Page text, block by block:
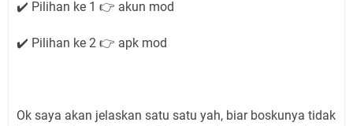
✔️ Pilihan ke 1 👉 akun mod
✔️ Pilihan ke 2 👉 apk mod
Ok saya akan jelaskan satu satu yah, biar boskunya tidak